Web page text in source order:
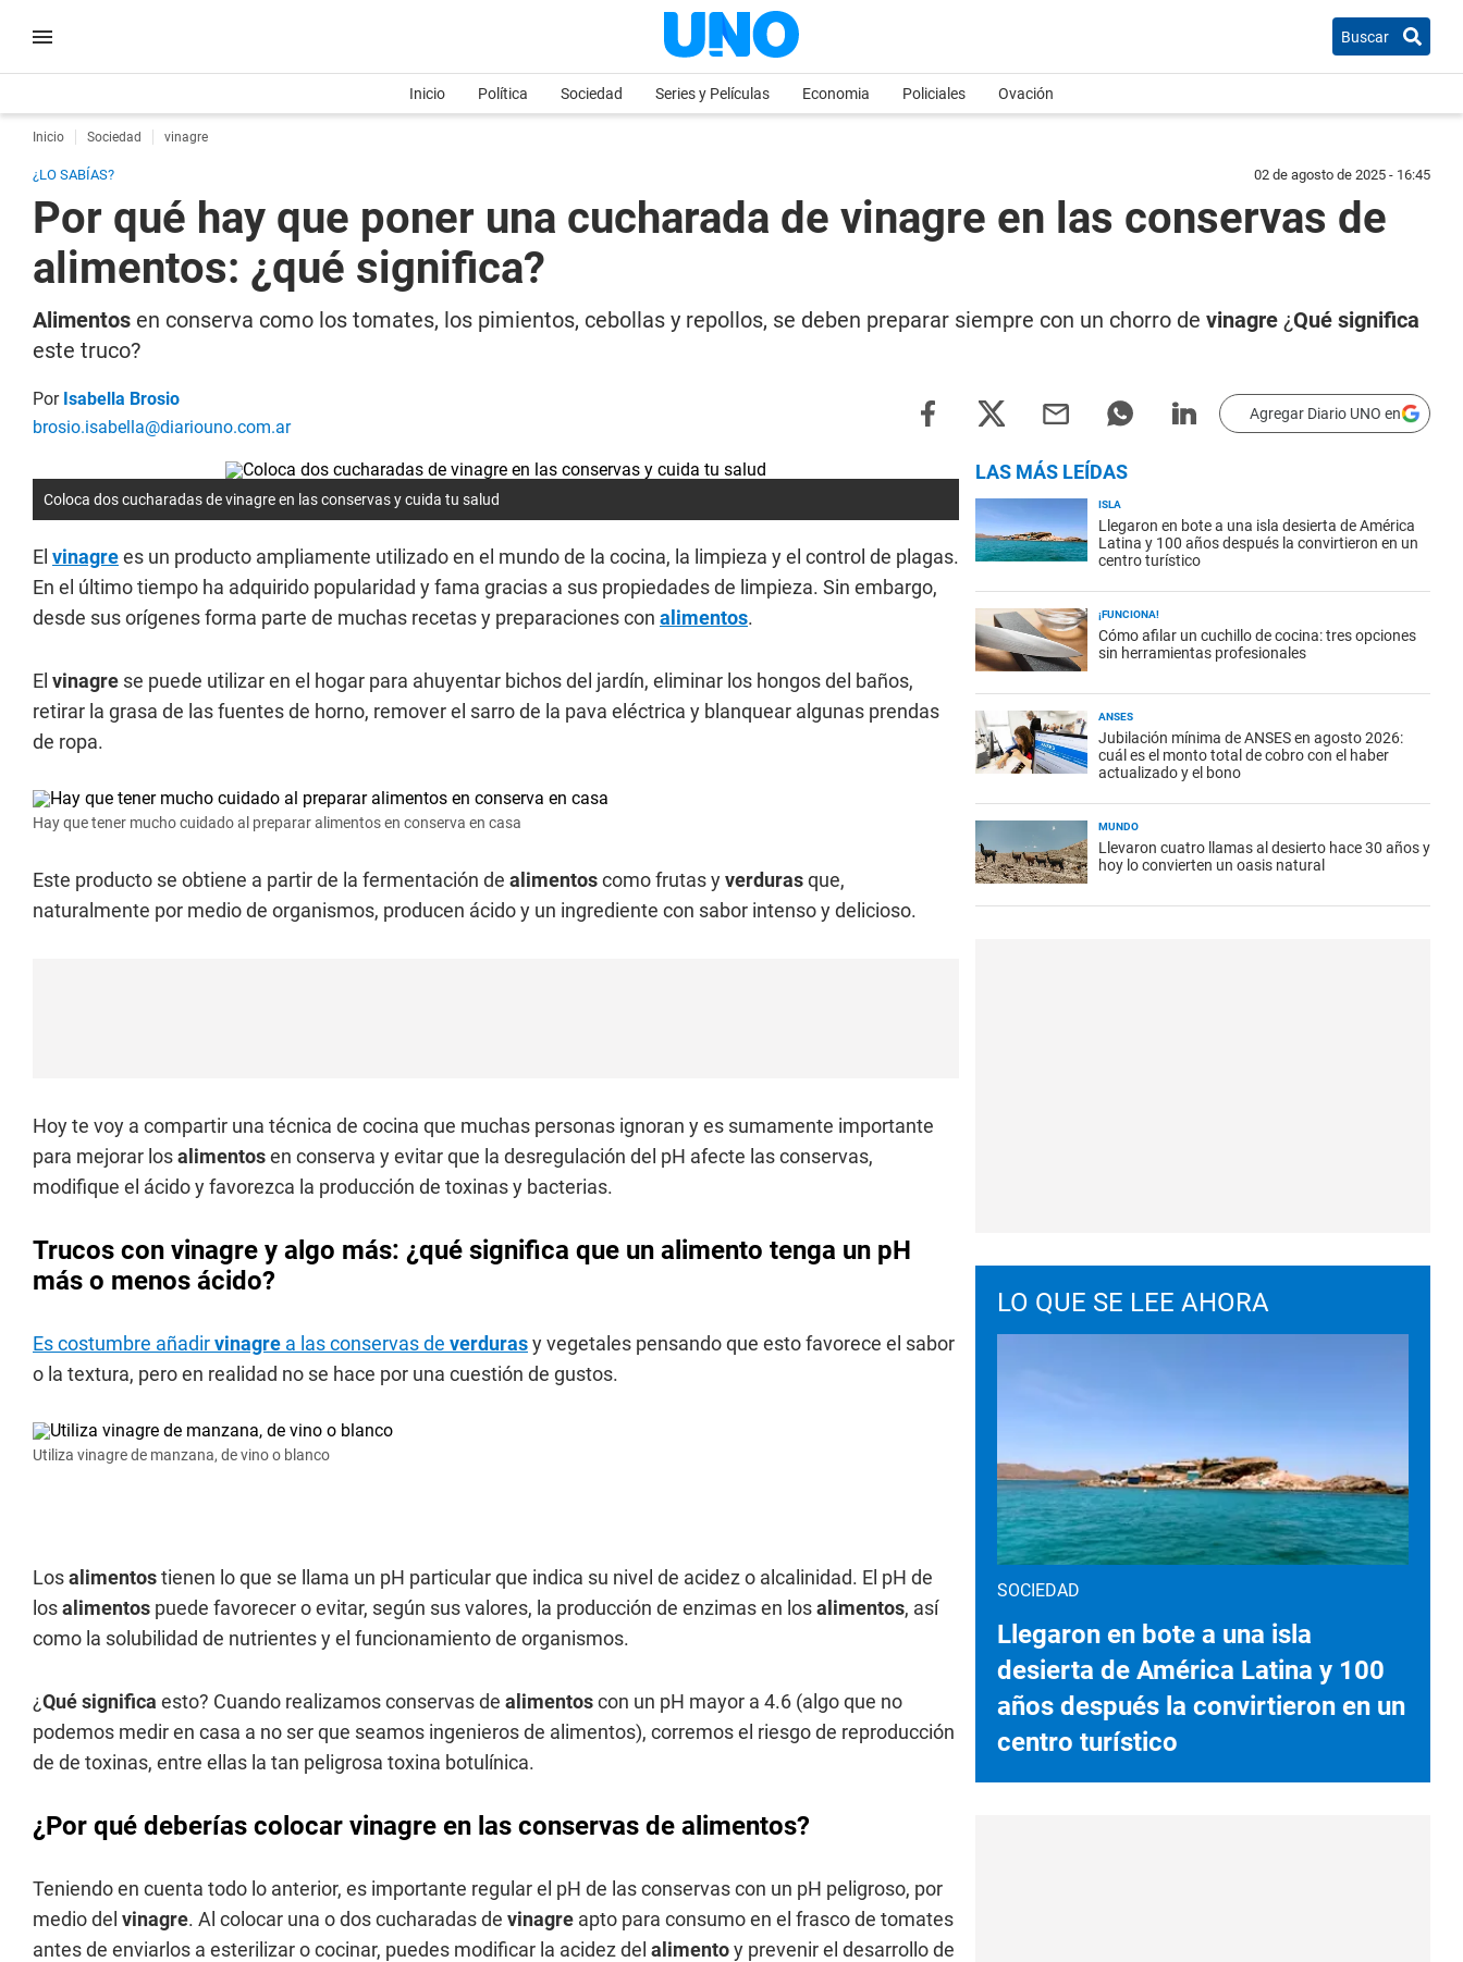
Buscar
Inicio Política Sociedad Series y Películas Economia Policiales Ovación
Inicio Sociedad vinagre
¿LO SABÍAS? 02 de agosto de 2025 - 16:45
Por qué hay que poner una cucharada de vinagre en las conservas de
alimentos: ¿qué significa?
Alimentos en conserva como los tomates, los pimientos, cebollas y repollos, se deben preparar siempre con un chorro de vinagre ¿Qué significa
este truco?
Por Isabella Brosio
brosio.isabella@diariouno.com.ar
Agregar Diario UNO en
Coloca dos cucharadas de vinagre en las conservas y cuida tu salud
El vinagrees un producto ampliamente utilizado en el mundo de la cocina, la limpieza y el control de plagas.
En el último tiempo ha adquirido popularidad y fama gracias a sus propiedades de limpieza. Sin embargo,
desde sus orígenes forma parte de muchas recetas y preparaciones con alimentos.
El vinagre se puede utilizar en el hogar para ahuyentar bichos del jardín, eliminar los hongos del baños,
retirar la grasa de las fuentes de horno, remover el sarro de la pava eléctrica y blanquear algunas prendas
de ropa.
Hay que tener mucho cuidado al preparar alimentos en conserva en casa
Este producto se obtiene a partir de la fermentación de alimentoscomo frutas yverdurasque,
naturalmente por medio de organismos, producen ácido y un ingrediente con sabor intenso y delicioso.
Hoy te voy a compartir una técnica de cocina que muchas personas ignoran y es sumamente importante
para mejorar losalimentosen conserva y evitar que la desregulación del pH afecte las conservas,
modifique el ácido y favorezca la producción de toxinas y bacterias.
Trucos con vinagre y algo más: ¿qué significa que un alimento tenga un pH
más o menos ácido?
Es costumbre añadirvinagre a las conservas de verdurasy vegetales pensando que esto favorece el sabor
o la textura, pero en realidad no se hace por una cuestión de gustos.
Utiliza vinagre de manzana, de vino o blanco
Losalimentostienen lo que se llama un pH particular que indica su nivel de acidez o alcalinidad. El pH de
losalimentos puede favorecer o evitar, según sus valores, la producción de enzimas en losalimentos, así
como la solubilidad de nutrientes y el funcionamiento de organismos.
¿Qué significa esto? Cuando realizamos conservas de alimentoscon un pH mayor a 4.6 (algo que no
podemos medir en casa a no ser que seamos ingenieros de alimentos), corremos el riesgo de reproducción
de de toxinas, entre ellas la tan peligrosa toxina botulínica.
¿Por qué deberías colocar vinagre en las conservas de alimentos?
Teniendo en cuenta todo lo anterior, es importante regular el pH de las conservas con un pH peligroso, por
medio del vinagre. Al colocar una o dos cucharadas de vinagre apto para consumo en el frasco de tomates
antes de enviarlos a esterilizar o cocinar, puedes modificar la acidez del alimentoy prevenir el desarrollo de
LAS MÁS LEÍDAS
ISLA
Llegaron en bote a una isla desierta de América
Latina y 100 años después la convirtieron en un
centro turístico
¡FUNCIONA!
Cómo afilar un cuchillo de cocina: tres opciones
sin herramientas profesionales
ANSES
Jubilación mínima de ANSES en agosto 2026:
cuál es el monto total de cobro con el haber
actualizado y el bono
MUNDO
Llevaron cuatro llamas al desierto hace 30 años y
hoy lo convierten un oasis natural
LO QUE SE LEE AHORA
SOCIEDAD
Llegaron en bote a una isla
desierta de América Latina y 100
años después la convirtieron en un
centro turístico